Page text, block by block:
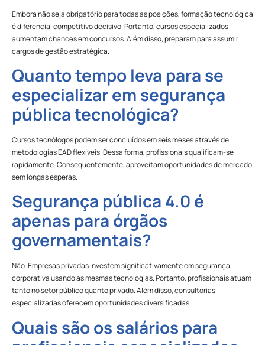
Embora não seja obrigatório para todas as posições, formação tecnológica
é diferencial competitivo decisivo. Portanto, cursos especializados
aumentam chances em concursos. Além disso, preparam para assumir
cargos de gestão estratégica.
Quanto tempo leva para se
especializar em segurança
pública tecnológica?
Cursos tecnólogos podem ser concluídos em seis meses através de
metodologias EAD flexíveis. Dessa forma, profissionais qualificam-se
rapidamente. Consequentemente, aproveitam oportunidades de mercado
sem longas esperas.
Segurança pública 4.0 é
apenas para órgãos
governamentais?
Não. Empresas privadas investem significativamente em segurança
corporativa usando as mesmas tecnologias. Portanto, profissionais atuam
tanto no setor público quanto privado. Além disso, consultorias
especializadas oferecem oportunidades diversificadas.
Quais são os salários para